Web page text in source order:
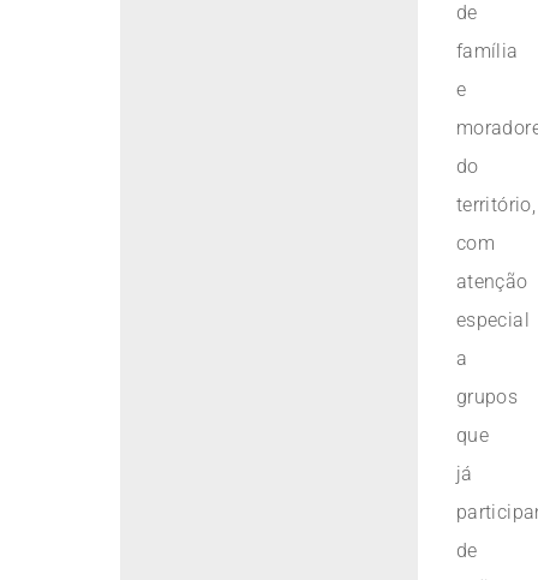
de
família
e
do
território,
com
atenção
especial
a
grupos
que
já
de